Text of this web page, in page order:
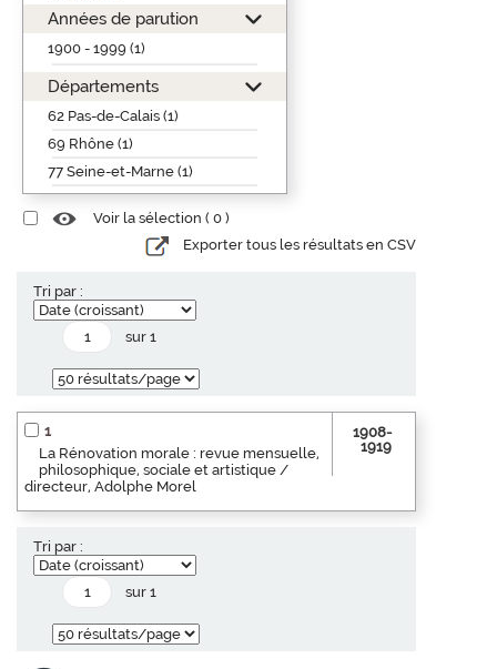
Années de parution
1900 - 1999 (1)
Départements
62 Pas-de-Calais (1)
69 Rhône (1)
77 Seine-et-Marne (1)
Voir la sélection ( 0 )
Exporter tous les résultats en CSV
Tri par :
sur 1
1
La Rénovation morale : revue mensuelle,
philosophique, sociale et artistique /
directeur, Adolphe Morel
1908-
1919
Tri par :
sur 1